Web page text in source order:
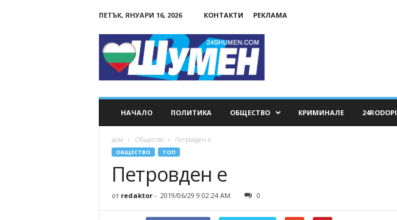
ПЕТЪК, ЯНУАРИ 16, 2026 КОНТАКТИ РЕКЛАМА
НАЧАЛО ПОЛИТИКА ОБЩЕСТВО КРИМИНАЛЕ 24RODOPI
дом Общество Петровден е
ОБЩЕСТВО ТОП
Петровден е
от redaktor- 2019/06/29 9:02:24 AM 0